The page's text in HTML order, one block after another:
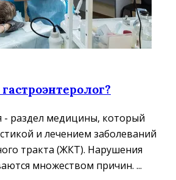
- раздел медицины, который
и лечением заболеваний
тракта (ЖКТ). Нарушения
множеством причин. ...